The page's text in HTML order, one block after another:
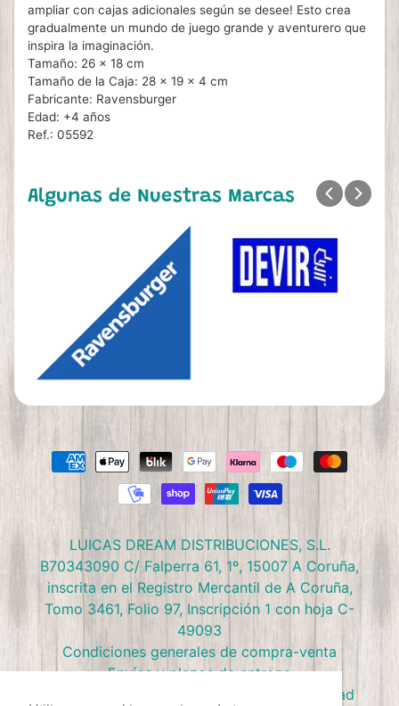
ampliar con cajas adicionales según se desee! Esto crea
gradualmente un mundo de juego grande y aventurero que
inspira la imaginación.
Tamaño: 26 x 18 cm
Tamaño de la Caja: 28 x 19 x 4 cm
Fabricante: Ravensburger
Edad: +4 años
Ref.: 05592
Algunas de Nuestras Marcas
LUICAS DREAM DISTRIBUCIONES, S.L.
B70343090 C/ Falperra 61, 1º, 15007 A Coruña,
inscrita en el Registro Mercantil de A Coruña,
Tomo 3461, Folio 97, Inscripción 1 con hoja C-
49093
Condiciones generales de compra-venta
Envíos y plazos de entrega
Política de privacidad